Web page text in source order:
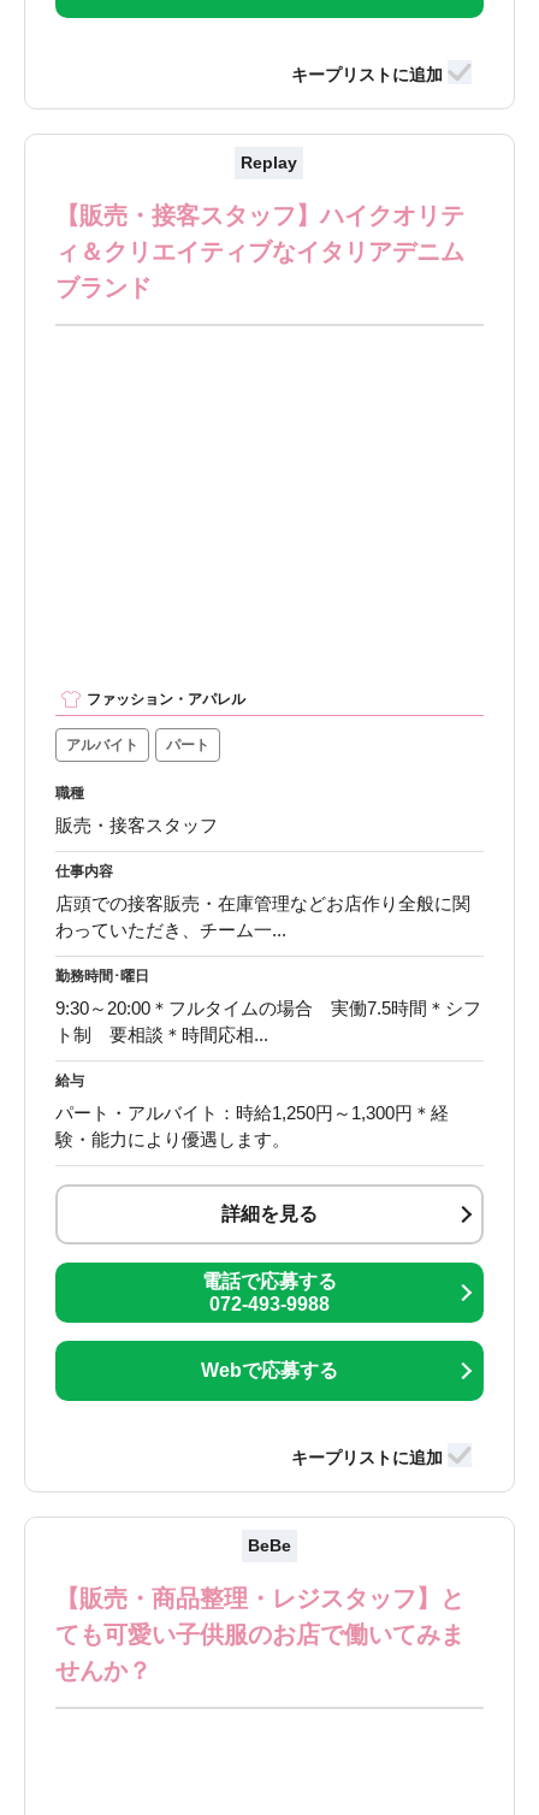
Replay
【販売・接客スタッフ】ハイクオリテ
ィ＆クリエイティブなイタリアデニム
ブランド
ファッション・アパレル
アルバイト パート
職種
販売・接客スタッフ
仕事内容
店頭での接客販売・在庫管理などお店作り全般に関
わっていただき、チーム一...
勤務時間･曜日
9:30～20:00＊フルタイムの場合 実働7.5時間＊シフ
ト制 要相談＊時間応相...
給与
パート・アルバイト：時給1,250円～1,300円＊経
験・能力により優遇します。
詳細を見る
電話で応募する
072-493-9988
Webで応募する
BeBe
【販売・商品整理・レジスタッフ】と
ても可愛い子供服のお店で働いてみま
せんか？